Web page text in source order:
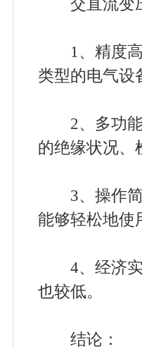
交直流变压
1、精度高
类型的电气设
2、多功能
的绝缘状况、
3、操作简
能够轻松地使
4、经济实
也较低。
结论：